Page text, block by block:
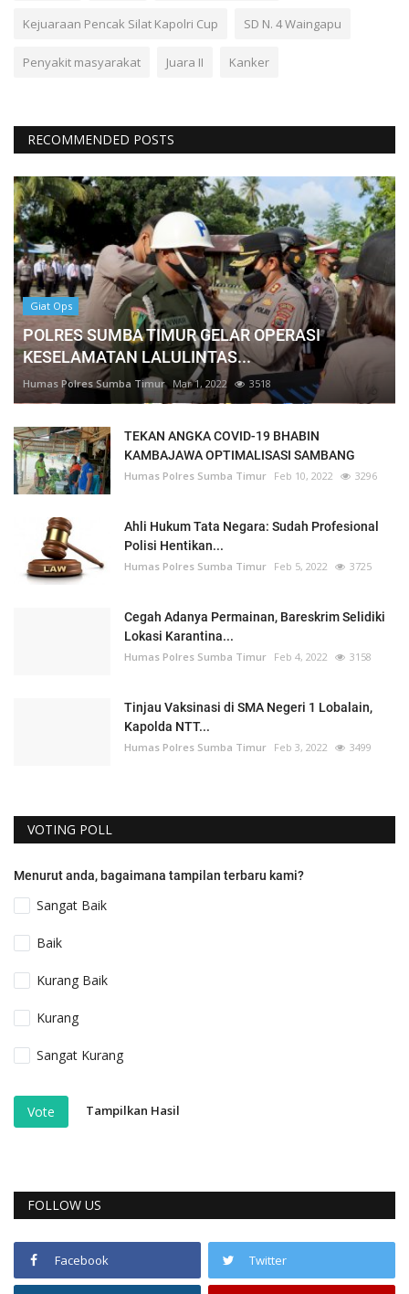
Kejuaraan Pencak Silat Kapolri Cup SD N. 4 Waingapu
Penyakit masyarakat Juara II Kanker
RECOMMENDED POSTS
Giat Ops
POLRES SUMBA TIMUR GELAR OPERASI
KESELAMATAN LALULINTAS...
Humas Polres Sumba Timur Mar 1, 2022 3518
TEKAN ANGKA COVID-19 BHABIN
KAMBAJAWA OPTIMALISASI SAMBANG
Humas Polres Sumba Timur Feb 10, 2022 3296
Ahli Hukum Tata Negara: Sudah Profesional
Polisi Hentikan...
Humas Polres Sumba Timur Feb 5, 2022 3725
Cegah Adanya Permainan, Bareskrim Selidiki
Lokasi Karantina...
Humas Polres Sumba Timur Feb 4, 2022 3158
Tinjau Vaksinasi di SMA Negeri 1 Lobalain,
Kapolda NTT...
Humas Polres Sumba Timur Feb 3, 2022 3499
VOTING POLL
Menurut anda, bagaimana tampilan terbaru kami?
Sangat Baik
Baik
Kurang Baik
Kurang
Sangat Kurang
Vote Tampilkan Hasil
FOLLOW US
Facebook Twitter